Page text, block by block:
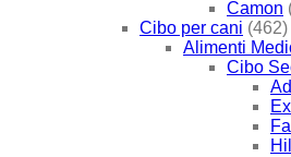
Camon
Cibo per cani (462)
Alimenti
Cibo